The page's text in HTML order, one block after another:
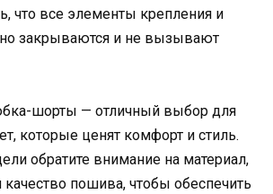
что все элементы крепления и
закрываются и не вызывают
шорты — отличный выбор для
которые ценят комфорт и стиль.
обратите внимание на материал,
качество пошива, чтобы обеспечить